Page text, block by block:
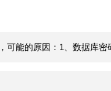
可能的原因：1、数据库密